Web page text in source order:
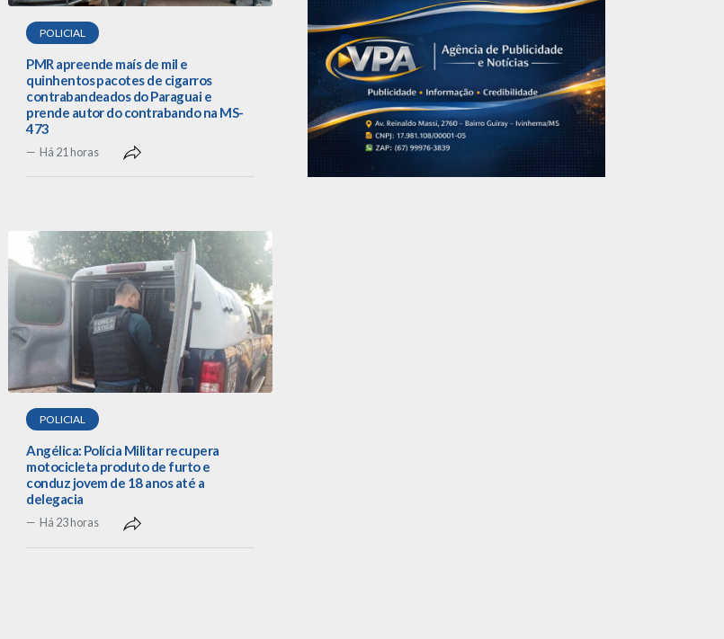
POLICIAL
PMR apreende maís de mil e
quinhentos pacotes de cigarros
contrabandeados do Paraguai e
prende autor do contrabando na MS-
473
Há 21 horas
POLICIAL
Angélica: Polícia Militar recupera
motocicleta produto de furto e
conduz jovem de 18 anos até a
delegacia
Há 23 horas